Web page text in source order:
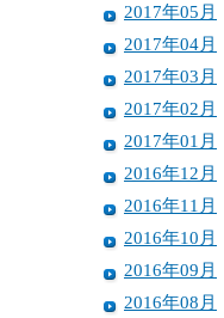
2017年05月
2017年04月
2017年03月
2017年02月
2017年01月
2016年12月
2016年11月
2016年10月
2016年09月
2016年08月